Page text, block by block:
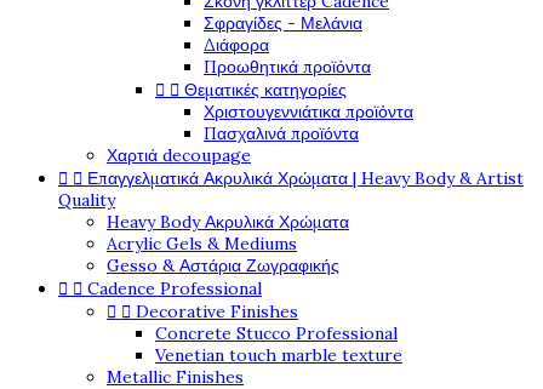
Σφραγίδες - Μελάνια
Διάφορα
Προωθητικά προϊόντα
  Θεματικές κατηγορίες
Χριστουγεννιάτικα προϊόντα
Πασχαλινά προϊόντα
Χαρτιά decoupage
  Επαγγελματικά Ακρυλικά Χρώματα | Heavy Body & Artist
Quality
Heavy Body Ακρυλικά Χρώματα
Acrylic Gels & Mediums
Gesso & Αστάρια Ζωγραφικής
  Cadence Professional
  Decorative Finishes
Concrete Stucco Professional
Venetian touch marble texture
Metallic Finishes